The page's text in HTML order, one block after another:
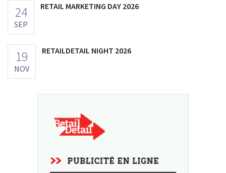
24
SEP
RETAIL MARKETING DAY 2026
19
NOV
RETAILDETAIL NIGHT 2026